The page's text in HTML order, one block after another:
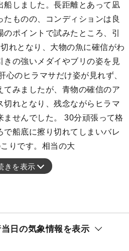
船しました。長距離とあって凪
たものの、コンディションは良
ポイントで試みたところ、引
れとなり、大物の魚に確信がわ
きの強いメダイやブリの姿を見
心のヒラマサだけ姿が見れず、
てみましたが、青物の確信のア
切れとなり、残念ながらヒラマ
ませんでした。 30分頑張って格
で船底に擦り切れてしまいバレ
りです。相当の大
きを表示
日の気象情報を表示